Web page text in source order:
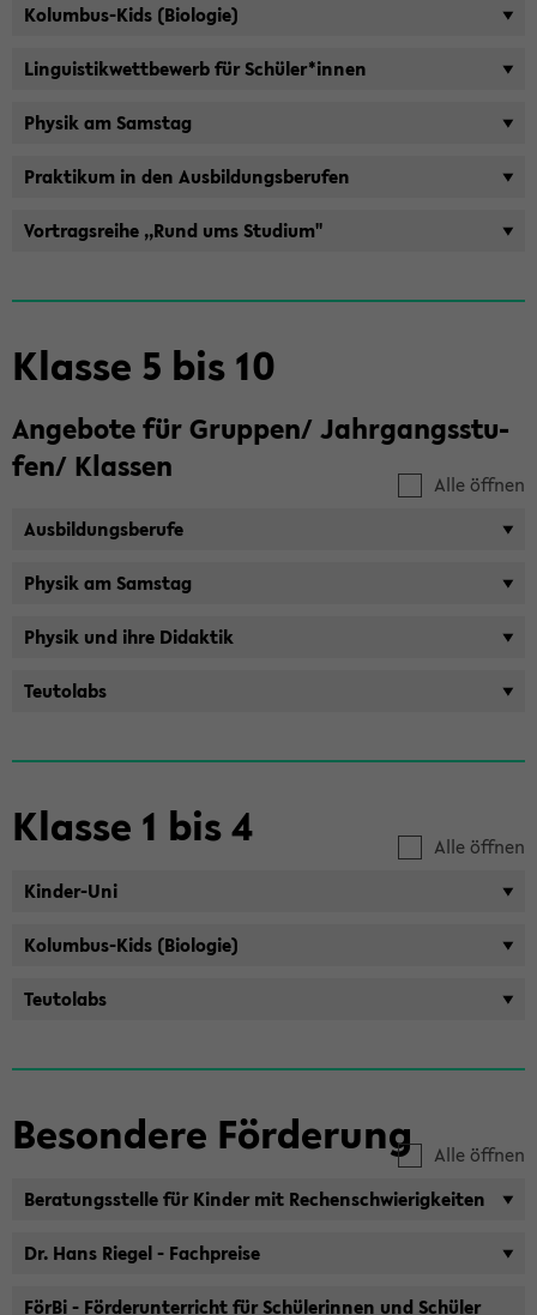
Kolumbus-​Kids (Bio­lo­gie)
Lin­gu­is­tik­wett­be­werb für Schü­ler*innen
Phy­sik am Sams­tag
Prak­ti­kum in den Aus­bil­dungs­be­ru­fen
Vor­trags­rei­he ,,Rund ums Stu­di­um''
Klas­se 5 bis 10
An­ge­bo­te für Grup­pen/ Jahr­gangs­stu­
fen/ Klas­sen
Alle öffnen
Aus­bil­dungs­be­ru­fe
Phy­sik am Sams­tag
Phy­sik und ihre Di­dak­tik
Teu­tol­abs
Klas­se 1 bis 4
Alle öffnen
Kinder-​Uni
Kolumbus-​Kids (Bio­lo­gie)
Teu­tol­abs
Be­son­de­re För­de­rung
Alle öffnen
Be­ra­tungs­stel­le für Kin­der mit Re­chen­schwie­rig­kei­ten
Dr. Hans Rie­gel - Fach­prei­se
FörBi - För­der­un­ter­richt für Schü­le­rin­nen und Schü­ler